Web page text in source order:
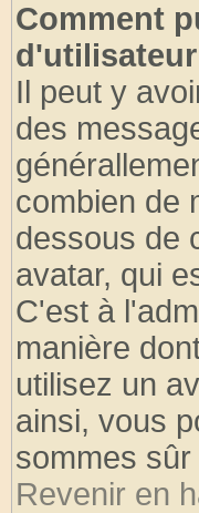
Comment
Il peut y
des
combien de
dessous de
avatar, qui
C'est à
manière
utilisez un
ainsi, vous
sommes
Revenir en